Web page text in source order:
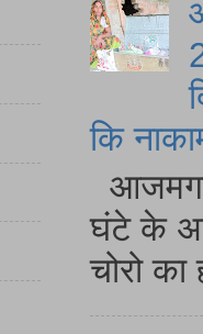
कि
घंटे के
चोरो